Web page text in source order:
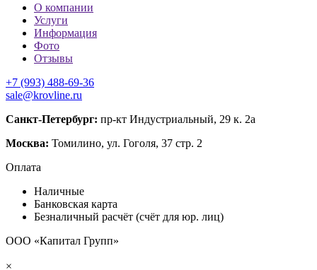
О компании
Услуги
Информация
Фото
Отзывы
+7 (993) 488-69-36
sale@krovline.ru
Санкт-Петербург: пр-кт Индустриальный, 29 к. 2а
Москва: Томилино, ул. Гоголя, 37 стр. 2
Оплата
Наличные
Банковская карта
Безналичный расчёт (счёт для юр. лиц)
ООО «Капитал Групп»
×